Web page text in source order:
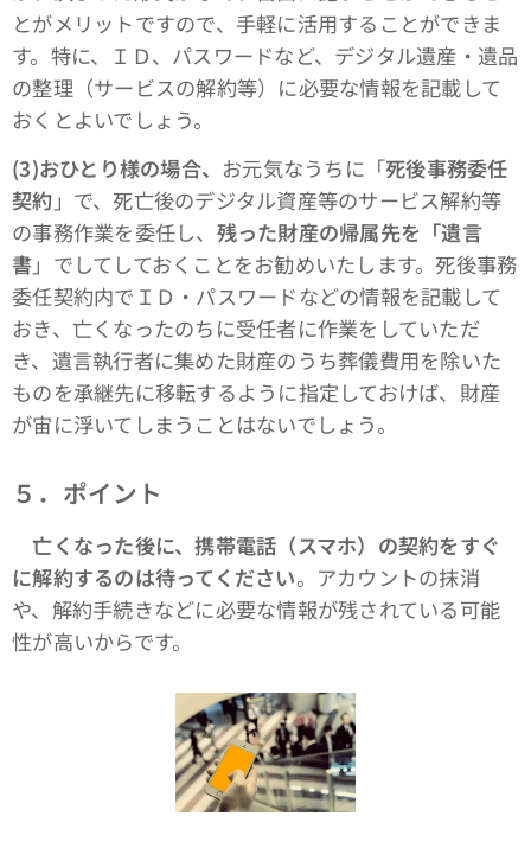
とがメリットですので、手軽に活用することができま
す。特に、ＩＤ、パスワードなど、デジタル遺産・遺品
の整理（サービスの解約等）に必要な情報を記載して
おくとよいでしょう。
(3)おひとり様の場合、 お元気なうちに「死後事務委任
契約 」で、死亡後のデジタル資産等のサービス解約等
の事務作業を委任し、 残った財産の帰属先を「遺言
書」でしてしておくことをお勧めいたします。死後事務
委任契約内でＩＤ・パスワードなどの情報を記載して
おき、亡くなったのちに受任者に作業をしていただ
き、遺言執行者に集めた財産のうち葬儀費用を除いた
ものを承継先に移転するように指定しておけば、財産
が宙に浮いてしまうことはないでしょう。
５．ポイント
亡くなった後に、携帯電話（スマホ）の契約をすぐ
に解約するのは待ってください。アカウントの抹消
や、解約手続きなどに必要な情報が残されている可能
性が高いからです。